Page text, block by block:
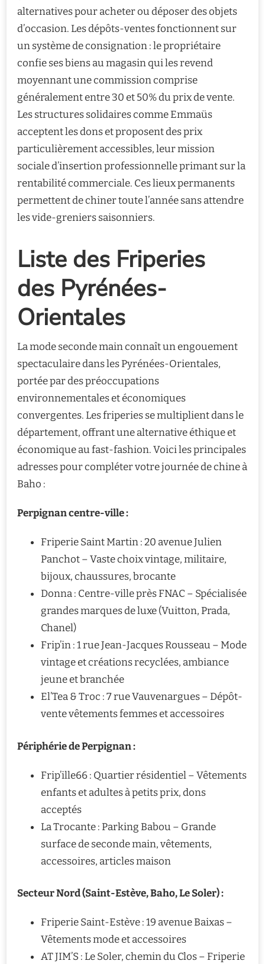
alternatives pour acheter ou déposer des objets
d’occasion. Les dépôts-ventes fonctionnent sur
un système de consignation : le propriétaire
confie ses biens au magasin qui les revend
moyennant une commission comprise
généralement entre 30 et 50% du prix de vente.
Les structures solidaires comme Emmaüs
acceptent les dons et proposent des prix
particulièrement accessibles, leur mission
sociale d’insertion professionnelle primant sur la
rentabilité commerciale. Ces lieux permanents
permettent de chiner toute l’année sans attendre
les vide-greniers saisonniers.
Liste des Friperies
des Pyrénées-
Orientales
La mode seconde main connaît un engouement
spectaculaire dans les Pyrénées-Orientales,
portée par des préoccupations
environnementales et économiques
convergentes. Les friperies se multiplient dans le
département, offrant une alternative éthique et
économique au fast-fashion. Voici les principales
adresses pour compléter votre journée de chine à
Baho :
Perpignan centre-ville :
Friperie Saint Martin : 20 avenue Julien
Panchot – Vaste choix vintage, militaire,
bijoux, chaussures, brocante
Donna : Centre-ville près FNAC – Spécialisée
grandes marques de luxe (Vuitton, Prada,
Chanel)
Frip’in : 1 rue Jean-Jacques Rousseau – Mode
vintage et créations recyclées, ambiance
jeune et branchée
El’Tea & Troc : 7 rue Vauvenargues – Dépôt-
vente vêtements femmes et accessoires
Périphérie de Perpignan :
Frip’ille66 : Quartier résidentiel – Vêtements
enfants et adultes à petits prix, dons
acceptés
La Trocante : Parking Babou – Grande
surface de seconde main, vêtements,
accessoires, articles maison
Secteur Nord (Saint-Estève, Baho, Le Soler) :
Friperie Saint-Estève : 19 avenue Baixas –
Vêtements mode et accessoires
AT JIM’S : Le Soler, chemin du Clos – Friperie